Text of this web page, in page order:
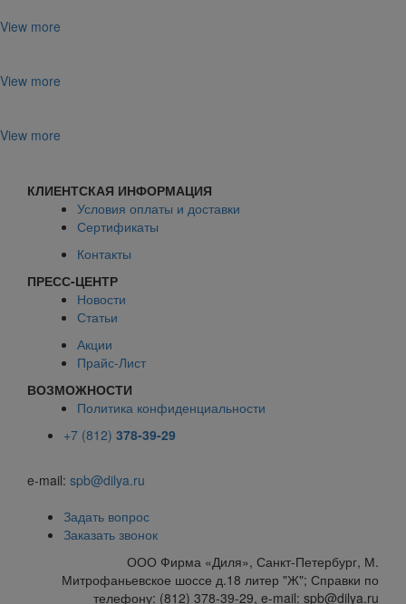
View more
View more
View more
КЛИЕНТСКАЯ ИНФОРМАЦИЯ
Условия оплаты и доставки
Сертификаты
Контакты
ПРЕСС-ЦЕНТР
Новости
Статьи
Акции
Прайс-Лист
ВОЗМОЖНОСТИ
Политика конфиденциальности
+7 (812) 378-39-29
e-mail: spb@dilya.ru
Задать вопрос
Заказать звонок
ООО Фирма «Диля», Санкт-Петербург, М.
Митрофаньевское шоссе д.18 литер "Ж"; Справки по
телефону: (812) 378-39-29, e-mail: spb@dilya.ru